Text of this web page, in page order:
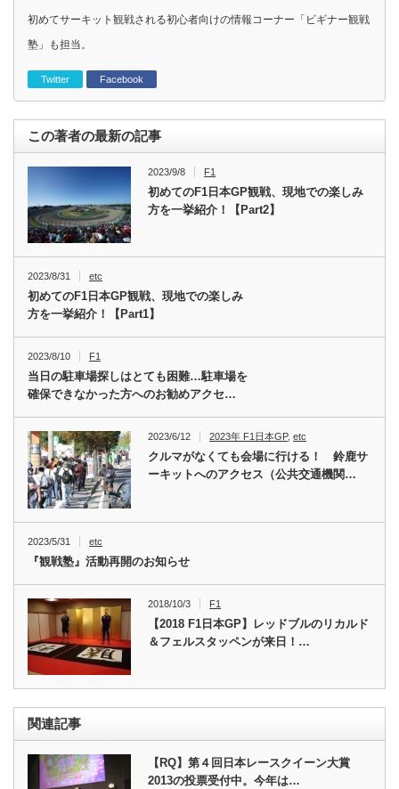
初めてサーキット観戦される初心者向けの情報コーナー「ビギナー観戦
塾」も担当。
Twitter Facebook
この著者の最新の記事
2023/9/8 F1
初めてのF1日本GP観戦、現地での楽しみ
方を一挙紹介！【Part2】
2023/8/31 etc
初めてのF1日本GP観戦、現地での楽しみ
方を一挙紹介！【Part1】
2023/8/10 F1
当日の駐車場探しはとても困難…駐車場を
確保できなかった方へのお勧めアクセ…
2023/6/12 2023年 F1日本GP,etc
クルマがなくても会場に行ける！ 鈴鹿サ
ーキットへのアクセス（公共交通機関…
2023/5/31 etc
『観戦塾』活動再開のお知らせ
2018/10/3 F1
【2018 F1日本GP】レッドブルのリカルド
＆フェルスタッペンが来日！…
関連記事
【RQ】第４回日本レースクイーン大賞
2013の投票受付中。今年は…